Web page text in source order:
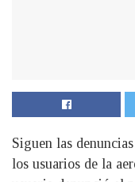
Siguen las
los usuarios de la